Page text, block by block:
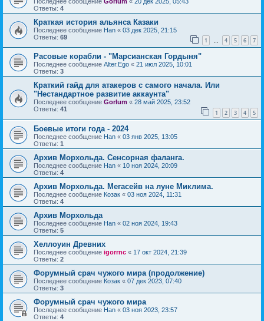
Ответы: 4
Краткая история альянса Казаки
Последнее сообщение Han « 03 дек 2025, 21:15
Ответы: 69 1 4 5 6 7
Расовые корабли - "Марсианская Гордыня"
Последнее сообщение Alter.Ego « 21 июл 2025, 10:01
Ответы: 3
Краткий гайд для атакеров с самого начала. Или
"Нестандартное развитие аккаунта"
Последнее сообщение Gorlum « 28 май 2025, 23:52
Ответы: 41 1 2 3 4 5
Боевые итоги года - 2024
Последнее сообщение Han « 03 янв 2025, 13:05
Ответы: 1
Архив Морхольда. Сенсорная фаланга.
Последнее сообщение Han « 10 ноя 2024, 20:09
Ответы: 4
Архив Морхольда. Мегасейв на луне Миклима.
Последнее сообщение Козак « 03 ноя 2024, 11:31
Ответы: 4
Архив Морхольда
Последнее сообщение Han « 02 ноя 2024, 19:43
Ответы: 5
Хеллоуин Древних
Последнее сообщение igorrnc « 17 окт 2024, 21:39
Ответы: 2
Форумный срач чужого мира (продолжение)
Последнее сообщение Козак « 07 дек 2023, 07:40
Ответы: 3
Форумный срач чужого мира
Последнее сообщение Han « 03 ноя 2023, 23:57
Ответы: 4